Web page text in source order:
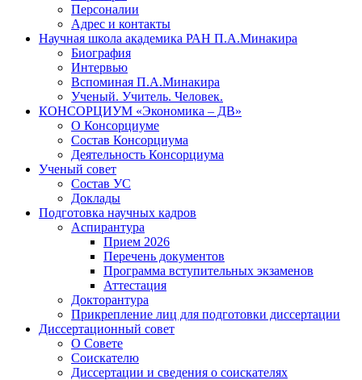
Персоналии
Адрес и контакты
Научная школа академика РАН П.А.Минакира
Биография
Интервью
Вспоминая П.А.Минакира
Ученый. Учитель. Человек.
КОНСОРЦИУМ «Экономика – ДВ»
О Консорциуме
Состав Консорциума
Деятельность Консорциума
Ученый совет
Состав УС
Доклады
Подготовка научных кадров
Аспирантура
Прием 2026
Перечень документов
Программа вступительных экзаменов
Аттестация
Докторантура
Прикрепление лиц для подготовки диссертации
Диссертационный совет
О Совете
Соискателю
Диссертации и сведения о соискателях